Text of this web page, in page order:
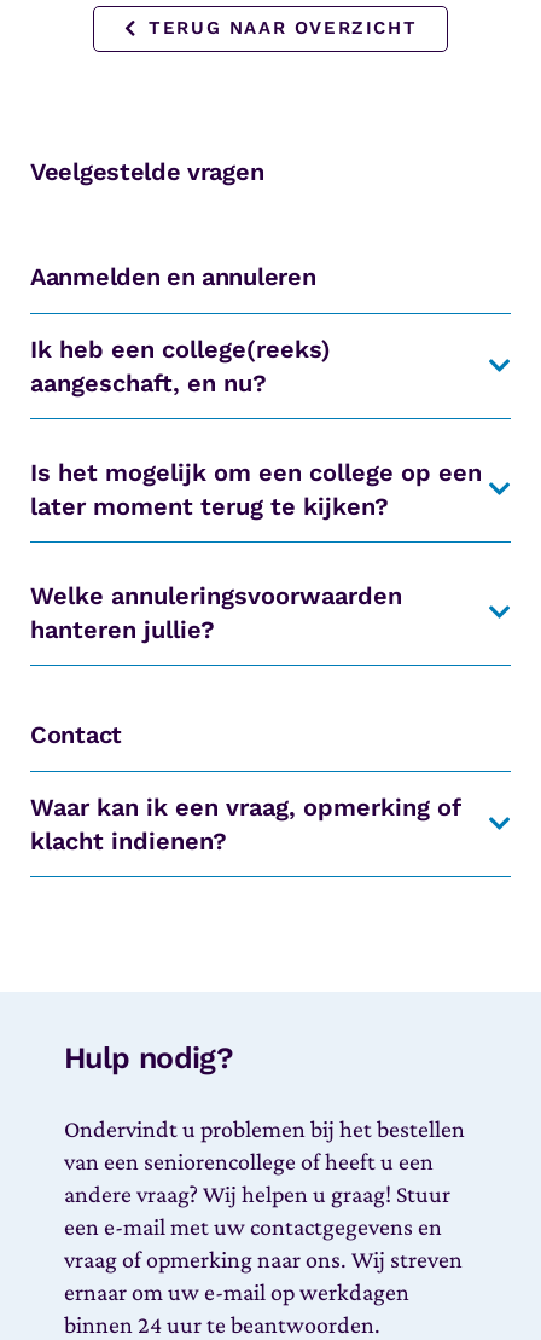
TERUG NAAR OVERZICHT
Veelgestelde vragen
Aanmelden en annuleren
Ik heb een college(reeks)
aangeschaft, en nu?
Is het mogelijk om een college op een
later moment terug te kijken?
Welke annuleringsvoorwaarden
hanteren jullie?
Contact
Waar kan ik een vraag, opmerking of
klacht indienen?
Hulp nodig?
Ondervindt u problemen bij het bestellen
van een seniorencollege of heeft u een
andere vraag? Wij helpen u graag! Stuur
een e-mail met uw contactgegevens en
vraag of opmerking naar ons. Wij streven
ernaar om uw e-mail op werkdagen
binnen 24 uur te beantwoorden.